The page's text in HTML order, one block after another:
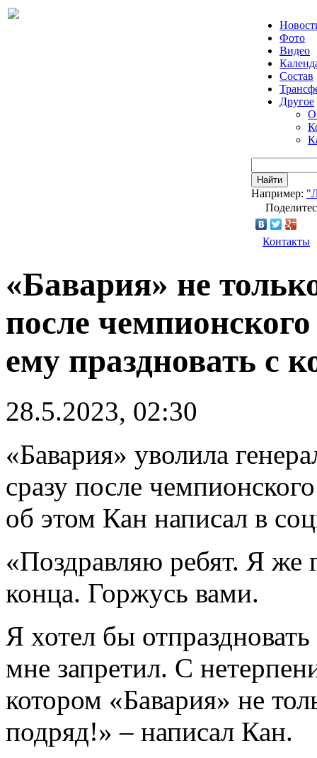
Фото
Видео
Состав
Другое
О
Найти
Например:
Контакты
«Бавария» не
после
ему праздновать с
28.5.2023, 02:30
«Бавария» уволила
сразу после
об этом Кан написал в
«Поздравляю ребят. Я же
конца. Горжусь вами.
Я хотел бы
мне запретил. С
котором «Бавария» не
подряд!» – написал Кан.